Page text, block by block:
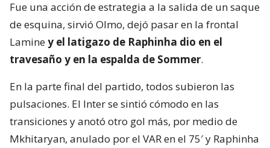
Fue una acción de estrategia a la salida de un saque
de esquina, sirvió Olmo, dejó pasar en la frontal
Laminey el latigazo de Raphinha dio en el
travesaño y en la espalda de Sommer.
En la parte final del partido, todos subieron las
pulsaciones. El Inter se sintió cómodo en las
transiciones y anotó otro gol más, por medio de
Mkhitaryan, anulado por el VAR en el 75′ y Raphinha